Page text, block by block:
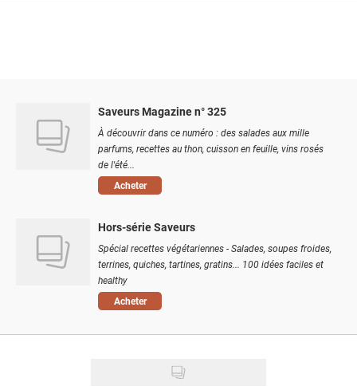
Saveurs Magazine n° 325
À découvrir dans ce numéro : des salades aux mille
parfums, recettes au thon, cuisson en feuille, vins rosés
de l'été...
Acheter
Hors-série Saveurs
Spécial recettes végétariennes - Salades, soupes froides,
terrines, quiches, tartines, gratins... 100 idées faciles et
healthy
Acheter